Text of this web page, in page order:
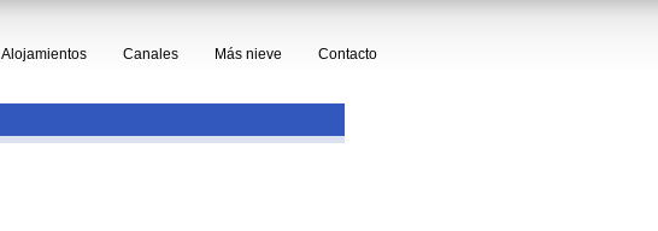
Alojamientos Canales Más nieve Contacto